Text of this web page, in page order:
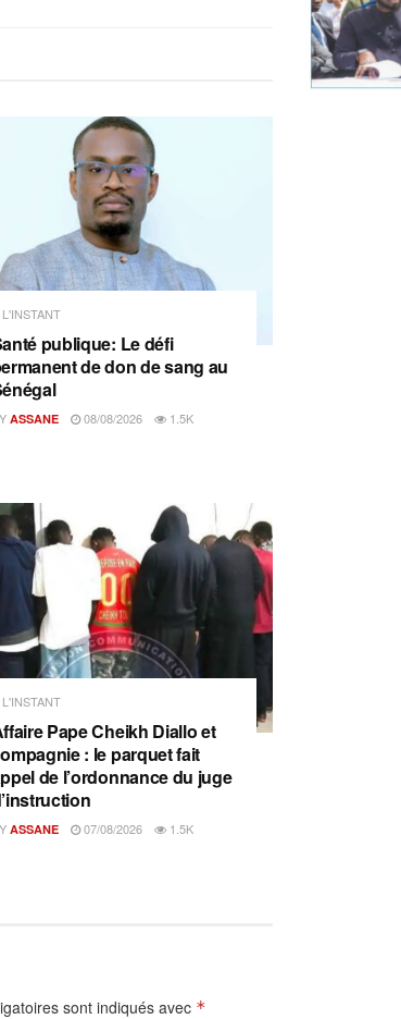
publique: Le défi
de don de sang au
ASSANE 08/08/2026 1.5K
Pape Cheikh Diallo et
: le parquet fait
de l’ordonnance du juge
ASSANE 07/08/2026 1.5K
sont indiqués avec *